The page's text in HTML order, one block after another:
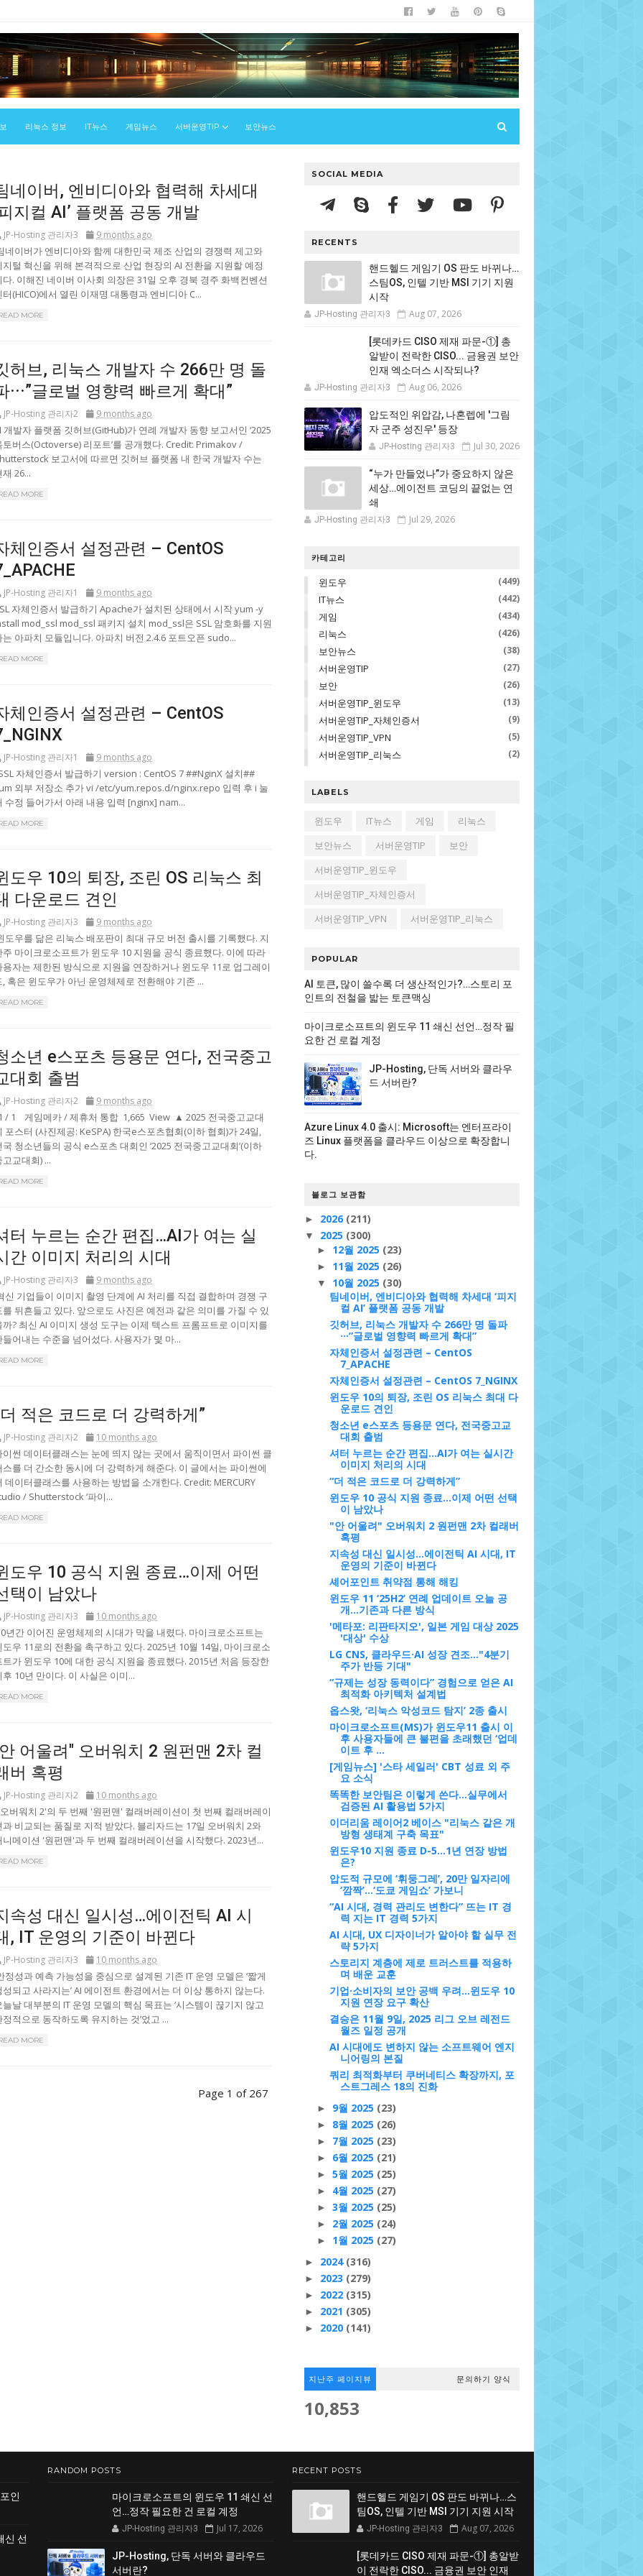
리눅스 정보 IT뉴스 게임뉴스 서버운영TIP 보안뉴스
네이버, 엔비디아와 협력해 차세대
지컬 AI’ 플랫폼 공동 개발
JP-Hosting 관리자3 9 months ago
네이버가 엔비디아와 함께 대한민국 제조 산업의 경쟁력 제고와
지털 혁신을 위해 본격적으로 산업 현장의 AI 전환을 지원할 예정
다. 이해진 네이버 이사회 의장은 31일 오후 경북 경주 화백컨벤션
터(HICO)에서 열린 이재명 대통령과 엔비디아 C...
MORE
허브, 리눅스 개발자 수 266만 명 돌
···”글로벌 영향력 빠르게 확대”
JP-Hosting 관리자2 9 months ago
개발자 플랫폼 깃허브(GitHub)가 연례 개발자 동향 보고서인 ‘2025
토버스(Octoverse) 리포트’를 공개했다. Credit: Primakov /
보고서에 따르면 깃허브 플랫폼 내 한국 개발자 수는
재 26...
MORE
체인증서 설정관련 – CentOS
JP-Hosting 관리자1 9 months ago
자체인증서 발급하기 Apache가 설치된 상태에서 시작 yum -y
mod_ssl mod_ssl 패키지 설치 mod_ssl은 SSL 암호화를 지원
는 아파치 모듈입니다. 아파치 버전 2.4.6 포트오픈 sudo...
MORE
체인증서 설정관련 – CentOS
JP-Hosting 관리자1 9 months ago
자체인증서 발급하기 version : CentOS 7 ##NginX 설치##
외부 저장소 추가 vi /etc/yum.repos.d/nginx.repo 입력 후 i 눌
수정 들어가서 아래 내용 입력 [nginx] nam...
MORE
도우 10의 퇴장, 조린 OS 리눅스 최
다운로드 견인
JP-Hosting 관리자3 9 months ago
도우를 닮은 리눅스 배포판이 최대 규모 버전 출시를 기록했다. 지
주 마이크로소프트가 윈도우 10 지원을 공식 종료했다. 이에 따라
용자는 제한된 방식으로 지원을 연장하거나 윈도우 11로 업그레이
, 혹은 윈도우가 아닌 운영체제로 전환해야 기존 ...
MORE
소년 e스포츠 등용문 연다, 전국중고
대회 출범
JP-Hosting 관리자2 9 months ago
1 게임메카 / 제휴처 통합 1,665 View ▲ 2025 전국중고교대
포스터 (사진제공: KeSPA) 한국e스포츠협회(이하 협회)가 24일,
국 청소년들의 공식 e스포츠 대회인 ‘2025 전국중고교대회’(이하
고교대회) ...
MORE
터 누르는 순간 편집…AI가 여는 실
간 이미지 처리의 시대
JP-Hosting 관리자3 9 months ago
신 기업들이 이미지 촬영 단계에 AI 처리를 직접 결합하며 경쟁 구
를 뒤흔들고 있다. 앞으로도 사진은 예전과 같은 의미를 가질 수 있
까? 최신 AI 이미지 생성 도구는 이제 텍스트 프롬프트로 이미지를
들어내는 수준을 넘어섰다. 사용자가 몇 마...
MORE
적은 코드로 더 강력하게”
JP-Hosting 관리자2 10 months ago
이썬 데이터클래스는 눈에 띄지 않는 곳에서 움직이면서 파이썬 클
스를 더 간소한 동시에 더 강력하게 해준다. 이 글에서는 파이썬에
데이터클래스를 사용하는 방법을 소개한다. Credit: MERCURY
/ Shutterstock ‘파이...
MORE
도우 10 공식 지원 종료…이제 어떤
택이 남았나
JP-Hosting 관리자3 10 months ago
년간 이어진 운영체제의 시대가 막을 내렸다. 마이크로소프트는
도우 11로의 전환을 촉구하고 있다. 2025년 10월 14일, 마이크로소
트가 윈도우 10에 대한 공식 지원을 종료했다. 2015년 처음 등장한
후 10년 만이다. 이 사실은 이미...
MORE
어울려" 오버워치 2 원펀맨 2차 컬
버 혹평
JP-Hosting 관리자2 10 months ago
버워치 2'의 두 번째 '원펀맨' 컬래버레이션이 첫 번째 컬래버레이
과 비교되는 품질로 지적 받았다. 블리자드는 17일 오버워치 2와
니메이션 '원펀맨'과 두 번째 컬래버레이션을 시작했다. 2023년...
MORE
속성 대신 일시성…에이전틱 AI 시
, IT 운영의 기준이 바뀐다
JP-Hosting 관리자3 10 months ago
정성과 예측 가능성을 중심으로 설계된 기존 IT 운영 모델은 ‘짧게
성되고 사라지는’ AI 에이전트 환경에서는 더 이상 통하지 않는다.
늘날 대부분의 IT 운영 모델의 핵심 목표는 ‘시스템이 끊기지 않고
정적으로 동작하도록 유지하는 것’었고 ...
MORE
Page 1 of 267
SOCIAL MEDIA
RECENTS
핸드헬드 게임기 OS 판도 바뀌나…
스팀OS, 인텔 기반 MSI 기기 지원
시작
JP-Hosting 관리자3 Aug 07, 2026
[롯데카드 CISO 제재 파문-①] 총
알받이 전락한 CISO... 금융권 보안
인재 엑소더스 시작되나?
JP-Hosting 관리자3 Aug 06, 2026
압도적인 위압감, 나혼렙에 '그림
자 군주 성진우' 등장
JP-Hosting 관리자3 Jul 30, 2026
“누가 만들었나”가 중요하지 않은
세상…에이전트 코딩의 끝없는 연
쇄
JP-Hosting 관리자3 Jul 29, 2026
카테고리
윈도우 (449)
IT뉴스 (442)
게임 (434)
리눅스 (426)
보안뉴스 (38)
서버운영TIP (27)
보안 (26)
서버운영TIP_윈도우 (13)
서버운영TIP_자체인증서 (9)
서버운영TIP_VPN (5)
서버운영TIP_리눅스 (2)
LABELS
윈도우 IT뉴스 게임
리눅스
보안뉴스
서버운영TIP
보안
서버운영TIP_윈도우
서버운영TIP_자체인증서
서버운영TIP_VPN
서버운영TIP_리눅스
POPULAR
AI 토큰, 많이 쓸수록 더 생산적인가?…스토리 포
인트의 전철을 밟는 토큰맥싱
마이크로소프트의 윈도우 11 쇄신 선언…정작 필
요한 건 로컬 계정
JP-Hosting, 단독 서버와 클라우
드 서버란?
Azure Linux 4.0 출시: Microsoft는 엔터프라이
즈 Linux 플랫폼을 클라우드 이상으로 확장합니
다.
블로그 보관함
► 2026 (211)
▼ 2025 (300)
► 12월 2025 (23)
► 11월 2025 (26)
▼ 10월 2025 (30)
팀네이버, 엔비디아와 협력해 차세대 ‘피지
컬 AI’ 플랫폼 공동 개발
깃허브, 리눅스 개발자 수 266만 명 돌파
···”글로벌 영향력 빠르게 확대”
자체인증서 설정관련 – CentOS
7_APACHE
자체인증서 설정관련 – CentOS 7_NGINX
윈도우 10의 퇴장, 조린 OS 리눅스 최대 다
운로드 견인
청소년 e스포츠 등용문 연다, 전국중고교
대회 출범
셔터 누르는 순간 편집…AI가 여는 실시간
이미지 처리의 시대
“더 적은 코드로 더 강력하게”
윈도우 10 공식 지원 종료…이제 어떤 선택
이 남았나
"안 어울려" 오버워치 2 원펀맨 2차 컬래버
혹평
지속성 대신 일시성…에이전틱 AI 시대, IT
운영의 기준이 바뀐다
셰어포인트 취약점 통해 해킹
윈도우 11 ‘25H2’ 연례 업데이트 오늘 공
개…기존과 다른 방식
'메타포: 리판타지오', 일본 게임 대상 2025
'대상' 수상
LG CNS, 클라우드·AI 성장 견조…"4분기
주가 반등 기대"
“규제는 성장 동력이다” 경험으로 얻은 AI
최적화 아키텍처 설계법
옵스왓, ‘리눅스 악성코드 탐지’ 2종 출시
마이크로소프트(MS)가 윈도우11 출시 이
후 사용자들에 큰 불편을 초래했던 ‘업데
이트 후 ...
[게임뉴스] '스타 세일러' CBT 성료 외 주
요 소식
똑똑한 보안팀은 이렇게 쓴다…실무에서
검증된 AI 활용법 5가지
이더리움 레이어2 베이스 "리눅스 같은 개
방형 생태계 구축 목표"
윈도우10 지원 종료 D-5…1년 연장 방법
은?
압도적 규모에 ‘휘둥그레’, 20만 일자리에
‘깜짝’…‘도쿄 게임쇼’ 가보니
“AI 시대, 경력 관리도 변한다” 뜨는 IT 경
력 지는 IT 경력 5가지
AI 시대, UX 디자이너가 알아야 할 실무 전
략 5가지
스토리지 계층에 제로 트러스트를 적용하
며 배운 교훈
기업·소비자의 보안 공백 우려…윈도우 10
지원 연장 요구 확산
결승은 11월 9일, 2025 리그 오브 레전드
월즈 일정 공개
AI 시대에도 변하지 않는 소프트웨어 엔지
니어링의 본질
쿼리 최적화부터 쿠버네티스 확장까지, 포
스트그레스 18의 진화
► 9월 2025 (23)
► 8월 2025 (26)
► 7월 2025 (23)
► 6월 2025 (21)
► 5월 2025 (25)
► 4월 2025 (27)
► 3월 2025 (25)
► 2월 2025 (24)
► 1월 2025 (27)
► 2024 (316)
► 2023 (279)
► 2022 (315)
► 2021 (305)
► 2020 (141)
지난주 페이지뷰 문의하기 양식
10,853
인
신 선
RANDOM POSTS
마이크로소프트의 윈도우 11 쇄신 선
언…정작 필요한 건 로컬 계정
JP-Hosting 관리자3 Jul 17, 2026
JP-Hosting, 단독 서버와 클라우드
서버란?
RECENT POSTS
핸드헬드 게임기 OS 판도 바뀌나…스
팀OS, 인텔 기반 MSI 기기 지원 시작
JP-Hosting 관리자3 Aug 07, 2026
[롯데카드 CISO 제재 파문-①] 총알받
이 전락한 CISO... 금융권 보안 인재